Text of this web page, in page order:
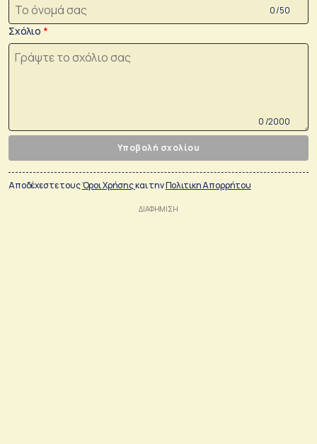
0 /50
Σχόλιο
0 /2000
Υποβολή σχολίου
Αποδέχεστε τουςΌροι Χρήσηςκαι τηνΠολιτικη Απορρήτου